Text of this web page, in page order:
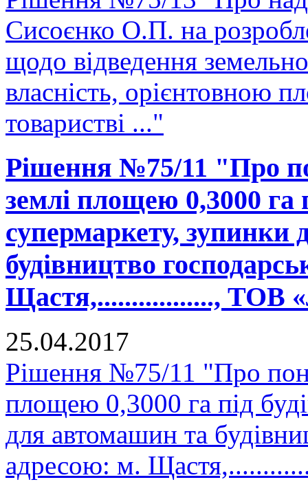
Сисоєнко О.П. на
щодо відведення
власність, орієнтовною
товаристві ..."
Рішення №75/11 "Про
землі площею 0,3000 га
супермаркету,
будівництво
Щастя,................., ТОВ
25.04.2017
Рішення №75/11 "Про
площею 0,3000 га під
для автомашин та
адресою: м.